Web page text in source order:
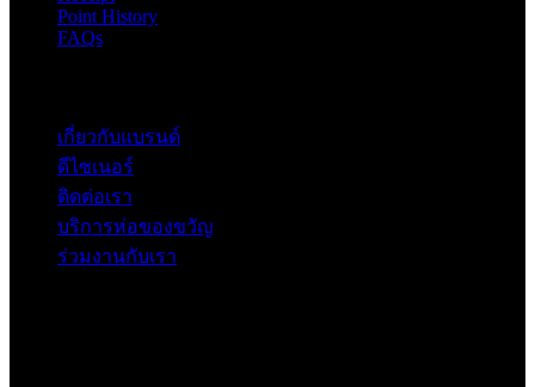
Point History
FAQs
เกี่ยวกับแบรนด์
ดีไซเนอร์
ติดต่อเรา
บริการห่อของขวัญ
ร่วมงานกับเรา